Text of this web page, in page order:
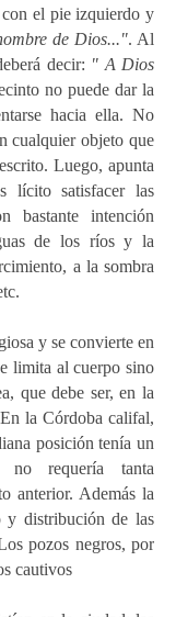
con el pie izquierdo y
de Dios...". Al
decir: " A Dios
no puede dar la
hacia ella. No
cualquier objeto que
Luego, apunta
lícito satisfacer las
bastante intención
de los ríos y la
a la sombra
y se convierte en
limita al cuerpo sino
que debe ser, en la
la Córdoba califal,
posición tenía un
no requería tanta
anterior. Además la
y distribución de las
pozos negros, por
cautivos